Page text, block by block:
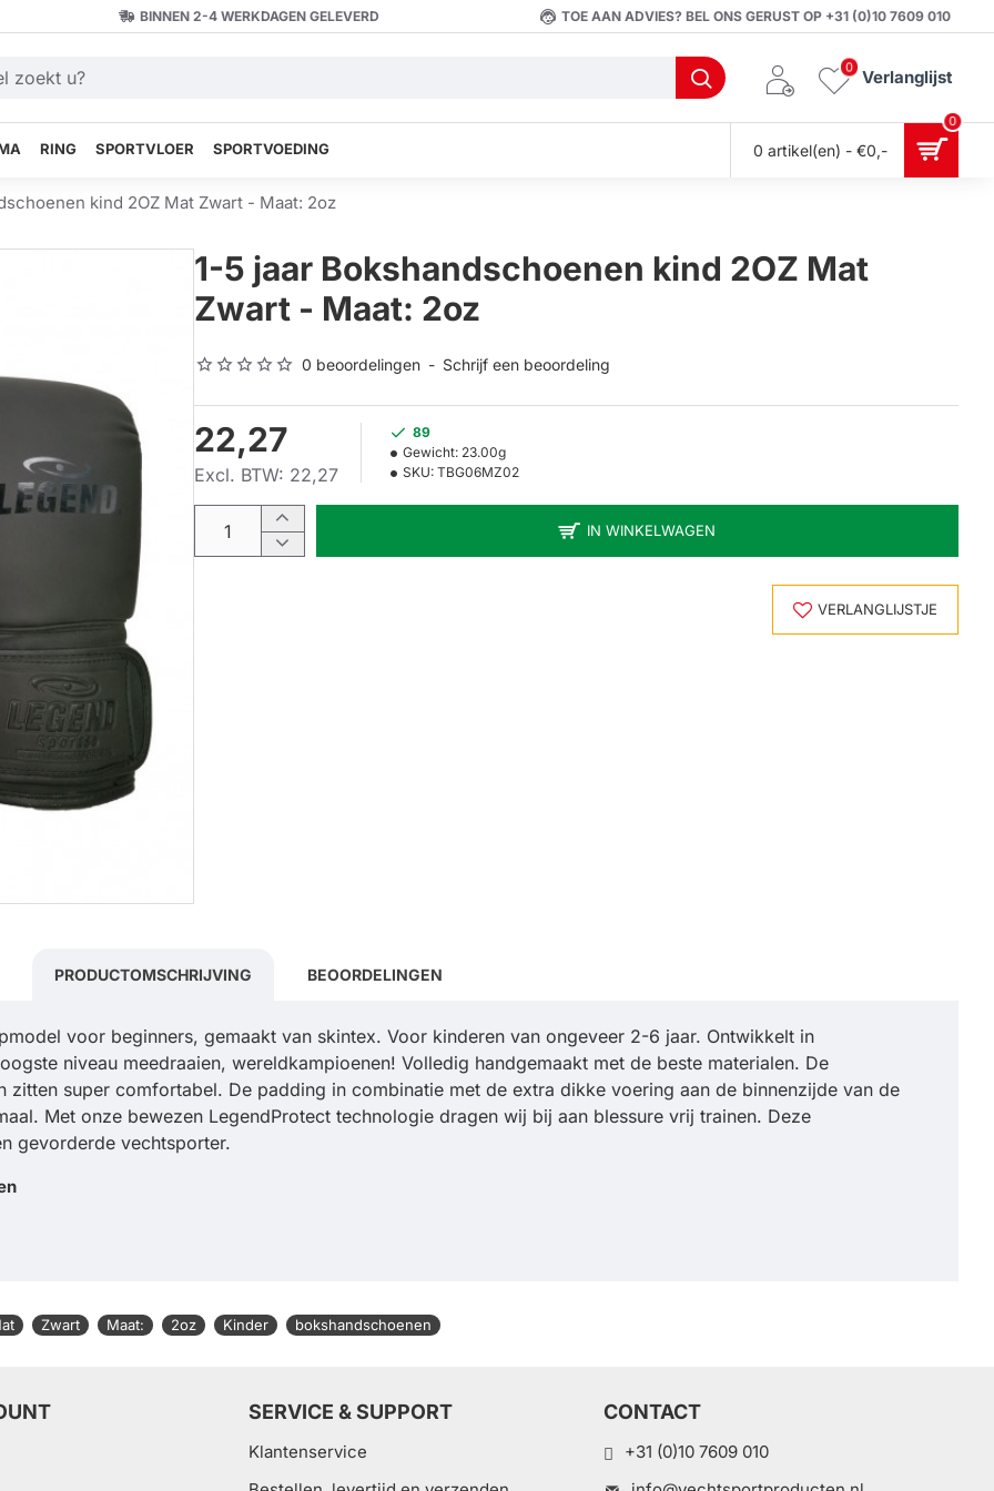
BINNEN 2-4 WERKDAGEN GELEVERD TOE AAN ADVIES? BEL ONS GERUST OP +31 (0)10 7609 010
Verlanglijst
0
RING SPORTVLOER SPORTVOEDING 0 artikel(en) - €0,-
0
kind 2OZ Mat Zwart - Maat: 2oz
1-5 jaar Bokshandschoenen kind 2OZ Mat
Zwart - Maat: 2oz
0 beoordelingen - Schrijf een beoordeling
22,27
Excl. BTW: 22,27
89
Gewicht: 23.00g
SKU: TBG06MZ02
IN WINKELWAGEN
VERLANGLIJSTJE
PRODUCTOMSCHRIJVING BEOORDELINGEN
voor beginners, gemaakt van skintex. Voor kinderen van ongeveer 2-6 jaar. Ontwikkelt in
niveau meedraaien, wereldkampioenen! Volledig handgemaakt met de beste materialen. De
zitten super comfortabel. De padding in combinatie met de extra dikke voering aan de binnenzijde van de
Met onze bewezen LegendProtect technologie dragen wij bij aan blessure vrij trainen. Deze
gevorderde vechtsporter.
Zwart Maat: 2oz Kinder bokshandschoenen
SERVICE & SUPPORT
Klantenservice
CONTACT
+31 (0)10 7609 010